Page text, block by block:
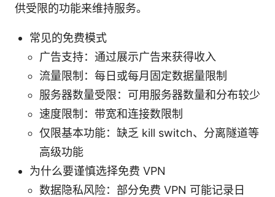
供受限的功能来维持服务。
常见的免费模式
广告支持：通过展示广告来获得收入
流量限制：每日或每月固定数据量限制
服务器数量受限：可用服务器数量和分布较少
速度限制：带宽和连接数限制
仅限基本功能：缺乏 kill switch、分离隧道等
高级功能
为什么要谨慎选择免费 VPN
数据隐私风险：部分免费 VPN 可能记录日